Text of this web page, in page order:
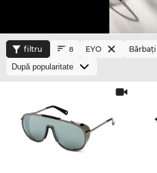
filtru 8 EYO Bărbaţi